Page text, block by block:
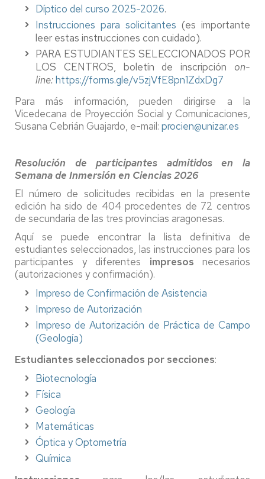
Díptico del curso 2025-2026.
Instrucciones para solicitantes (es importante
leer estas instrucciones con cuidado).
PARA ESTUDIANTES SELECCIONADOS POR
LOS CENTROS, boletín de inscripción on-
line:https://forms.gle/v5zjVfE8pn1ZdxDg7
Para más información, pueden dirigirse a la
Vicedecana de Proyección Social y Comunicaciones,
Susana Cebrián Guajardo, e-mail: procien@unizar.es
Resolución de participantes admitidos en la
Semana de Inmersión en Ciencias 2026
El número de solicitudes recibidas en la presente
edición ha sido de 404 procedentes de 72 centros
de secundaria de las tres provincias aragonesas.
Aquí se puede encontrar la lista definitiva de
estudiantes seleccionados, las instrucciones para los
participantes y diferentes impresos necesarios
(autorizaciones y confirmación).
Impreso de Confirmación de Asistencia
Impreso de Autorización
Impreso de Autorización de Práctica de Campo
(Geología)
Estudiantes seleccionados por secciones:
Biotecnología
Física
Geología
Matemáticas
Óptica y Optometría
Química